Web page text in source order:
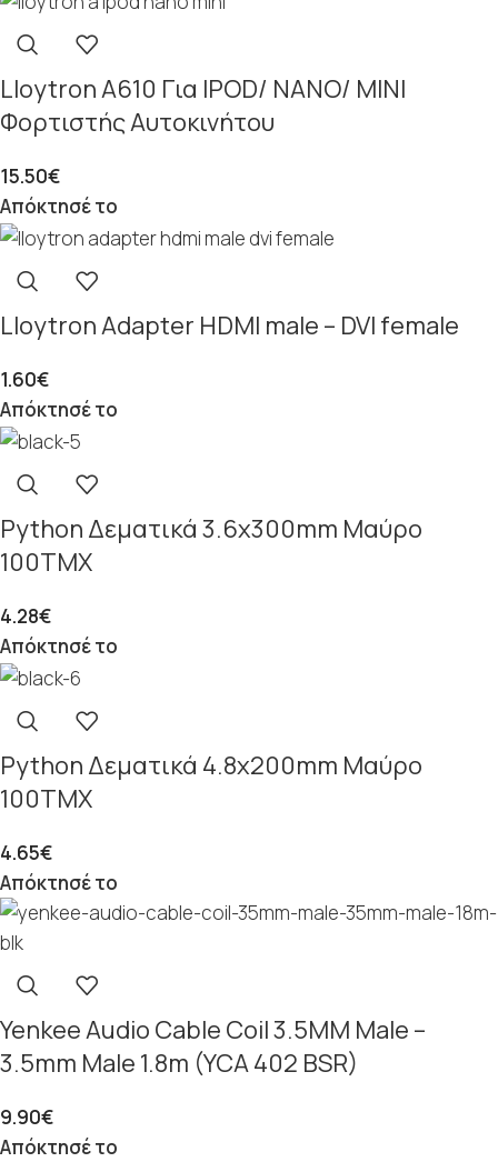
Lloytron A610 Για IPOD/ NANO/ MINI
Φορτιστής Αυτοκινήτου
15.50€
Απόκτησέ το
Lloytron Adapter HDMI male – DVI female
1.60€
Απόκτησέ το
Python Δεματικά 3.6x300mm Μαύρο
100ΤΜΧ
4.28€
Απόκτησέ το
Python Δεματικά 4.8x200mm Μαύρο
100ΤΜΧ
4.65€
Απόκτησέ το
Yenkee Audio Cable Coil 3.5MM Male –
3.5mm Male 1.8m (YCA 402 BSR)
9.90€
Απόκτησέ το